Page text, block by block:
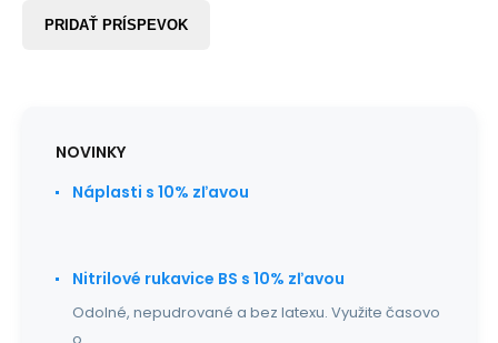
PRIDAŤ PRÍSPEVOK
NOVINKY
Náplasti s 10% zľavou
Nitrilové rukavice BS s 10% zľavou
Odolné, nepudrované a bez latexu. Využite časovo
o